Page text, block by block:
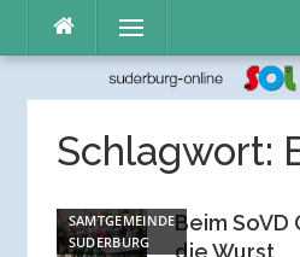
Inhalt
Menü
Schlagwort:
SAMTGEMEINDE
SUDERBURG
Beim SoVD
die Wurst